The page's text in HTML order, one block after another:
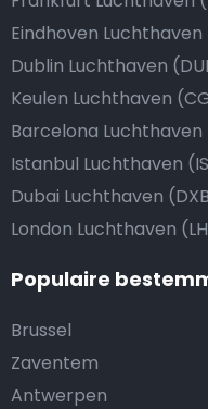
Eindhoven Luchthaven
Dublin Luchthaven
Keulen Luchthaven
Barcelona Luchthaven
Istanbul Luchthaven
Dubai Luchthaven
London Luchthaven
Populaire
Brussel
Zaventem
Antwerpen